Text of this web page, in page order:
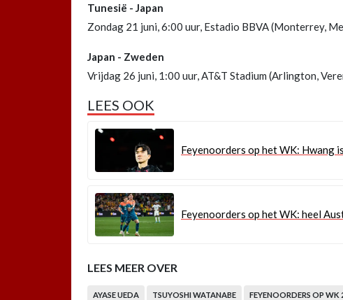
Tunesië - Japan
Zondag 21 juni, 6:00 uur, Estadio BBVA (Monterrey,
Japan - Zweden
Vrijdag 26 juni, 1:00 uur, AT&T Stadium (Arlington,
LEES OOK
Feyenoorders op het WK: Hwang
Feyenoorders op het WK: heel
LEES MEER OVER
AYASE UEDA TSUYOSHI WATANABE FEYENOORDERS OP WK